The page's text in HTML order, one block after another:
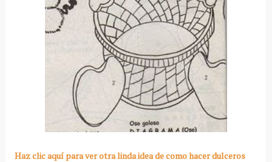
Haz clic aquípara ver otra linda idea de como hacer dulceros